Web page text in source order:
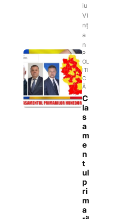
iu
Vi
nț
a
n
P
OL
ITI
C
Ă
C
la
s
a
m
e
n
t
ul
p
ri
m
a